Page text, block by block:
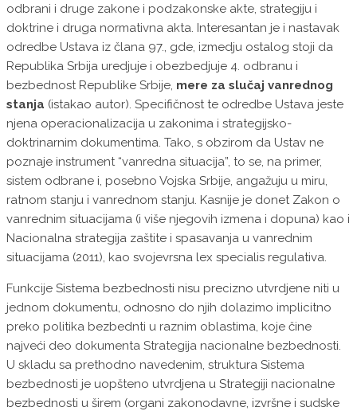
odbrani i druge zakone i podzakonske akte, strategiju i
doktrine i druga normativna akta. Interesantan je i nastavak
odredbe Ustava iz člana 97., gde, izmedju ostalog stoji da
Republika Srbija uredjuje i obezbedjuje 4. odbranu i
bezbednost Republike Srbije, mere za slučaj vanrednog
stanja (istakao autor). Specifičnost te odredbe Ustava jeste
njena operacionalizacija u zakonima i strategijsko-
doktrinarnim dokumentima. Tako, s obzirom da Ustav ne
poznaje instrument “vanredna situacija”, to se, na primer,
sistem odbrane i, posebno Vojska Srbije, angažuju u miru,
ratnom stanju i vanrednom stanju. Kasnije je donet Zakon o
vanrednim situacijama (i više njegovih izmena i dopuna) kao i
Nacionalna strategija zaštite i spasavanja u vanrednim
situacijama (2011), kao svojevrsna lex specialis regulativa.
Funkcije Sistema bezbednosti nisu precizno utvrdjene niti u
jednom dokumentu, odnosno do njih dolazimo implicitno
preko politika bezbednti u raznim oblastima, koje čine
najveći deo dokumenta Strategija nacionalne bezbednosti.
U skladu sa prethodno navedenim, struktura Sistema
bezbednosti je uopšteno utvrdjena u Strategiji nacionalne
bezbednosti u širem (organi zakonodavne, izvršne i sudske